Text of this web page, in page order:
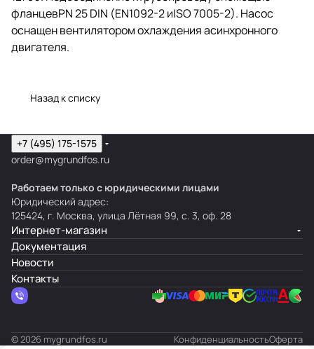
фланцевPN 25 DIN (EN1092-2 иISO 7005-2). Насос
оснащен вентилятором охлаждения асинхронного
двигателя.
Назад к списку
+7 (495) 175-1575
order@mygrundfos.ru
Работаем только с юридическими лицами
Юридический адрес:
125424, г. Москва, улица Лётная 99, с. 3, оф. 28
Интернет-магазин
Документация
Новости
Контакты
© 2026 mygrundfos.ru КонфиденциальностьОферта